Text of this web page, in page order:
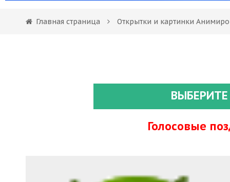
Главная страница Открытки и картинки
Голосовые